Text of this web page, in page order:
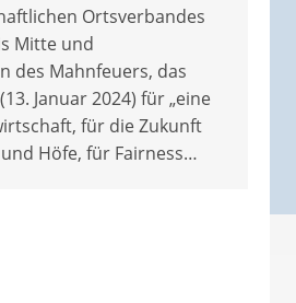
Ortsverbandes
Mitte und
des Mahnfeuers, das
Januar 2024) für „eine
für die Zukunft
Höfe, für Fairness…